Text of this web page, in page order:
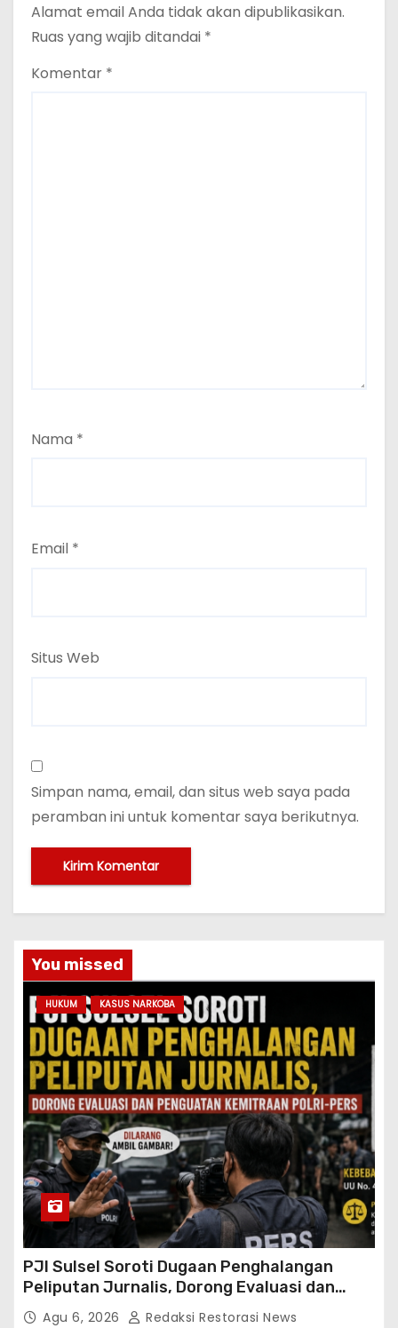
Alamat email Anda tidak akan dipublikasikan.
Ruas yang wajib ditandai *
Komentar *
Nama *
Email *
Situs Web
Simpan nama, email, dan situs web saya pada
peramban ini untuk komentar saya berikutnya.
You missed
HUKUM KASUS NARKOBA
PJI Sulsel Soroti Dugaan Penghalangan
Peliputan Jurnalis, Dorong Evaluasi dan
Penguatan Kemitraan Polri-Pers
Agu 6, 2026 Redaksi Restorasi News